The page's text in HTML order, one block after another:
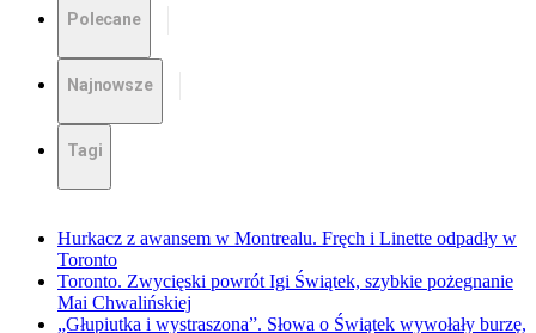
Polecane
Najnowsze
Tagi
Hurkacz z awansem w Montrealu. Fręch i Linette odpadły w
Toronto
Toronto. Zwycięski powrót Igi Świątek, szybkie pożegnanie
Mai Chwalińskiej
„Głupiutka i wystraszona”. Słowa o Świątek wywołały burzę,